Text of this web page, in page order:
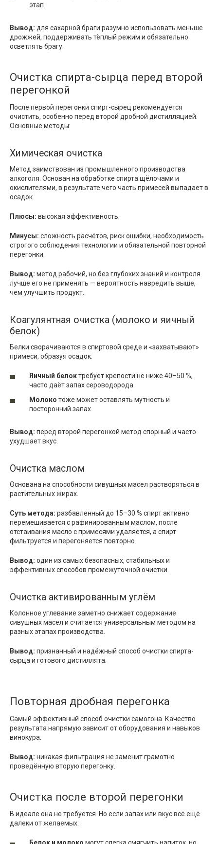
этап.
Вывод: для сахарной браги разумно использовать меньше
дрожжей, поддерживать тёплый режим и обязательно
осветлять брагу.
Очистка спирта-сырца перед второй
перегонкой
После первой перегонки спирт-сырец рекомендуется
очистить, особенно перед второй дробной дистилляцией.
Основные методы:
Химическая очистка
Метод заимствован из промышленного производства
алкоголя. Основан на обработке спирта щёлочами и
окислителями, в результате чего часть примесей выпадает в
осадок.
Плюсы: высокая эффективность.
Минусы: сложность расчётов, риск ошибки, необходимость
строгого соблюдения технологии и обязательной повторной
перегонки.
Вывод: метод рабочий, но без глубоких знаний и контроля
лучше его не применять — вероятность навредить выше,
чем улучшить продукт.
Коагулянтная очистка (молоко и яичный
белок)
Белки сворачиваются в спиртовой среде и «захватывают»
примеси, образуя осадок.
Яичный белоктребует крепости не ниже 40–50 %,
часто даёт запах сероводорода.
Молоко тоже может оставлять мутность и
посторонний запах.
Вывод: перед второй перегонкой метод спорный и часто
ухудшает вкус.
Очистка маслом
Основана на способности сивушных масел растворяться в
растительных жирах.
Суть метода: разбавленный до 15–30 % спирт активно
перемешивается с рафинированным маслом, после
отстаивания масло с примесями удаляется, а спирт
фильтруется и перегоняется повторно.
Вывод: один из самых безопасных, стабильных и
эффективных способов промежуточной очистки.
Очистка активированным углём
Колонное углевание заметно снижает содержание
сивушных масел и считается универсальным методом на
разных этапах производства.
Вывод: признанный и надёжный способ очистки спирта-
сырца и готового дистиллята.
Повторная дробная перегонка
Самый эффективный способ очистки самогона. Качество
результата напрямую зависит от оборудования и навыков
винокура.
Вывод: никакая фильтрация не заменит грамотно
проведённую вторую перегонку.
Очистка после второй перегонки
В идеале она не требуется. Но если запах или вкус всё ещё
далеки от желаемых: